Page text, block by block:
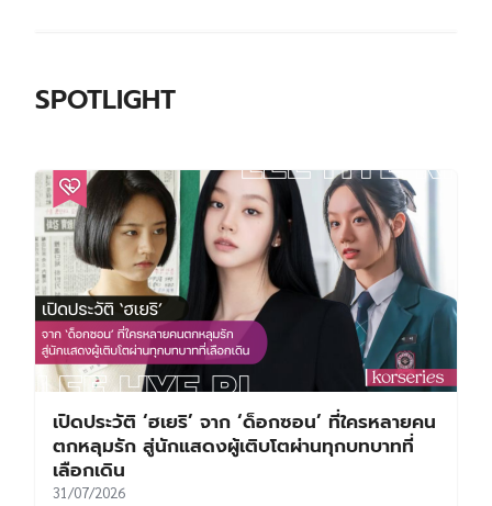
SPOTLIGHT
เปิดประวัติ ‘ฮเยริ’ จาก ‘ด็อกซอน’ ที่ใครหลายคน
ตกหลุมรัก สู่นักแสดงผู้เติบโตผ่านทุกบทบาทที่
เลือกเดิน
31/07/2026